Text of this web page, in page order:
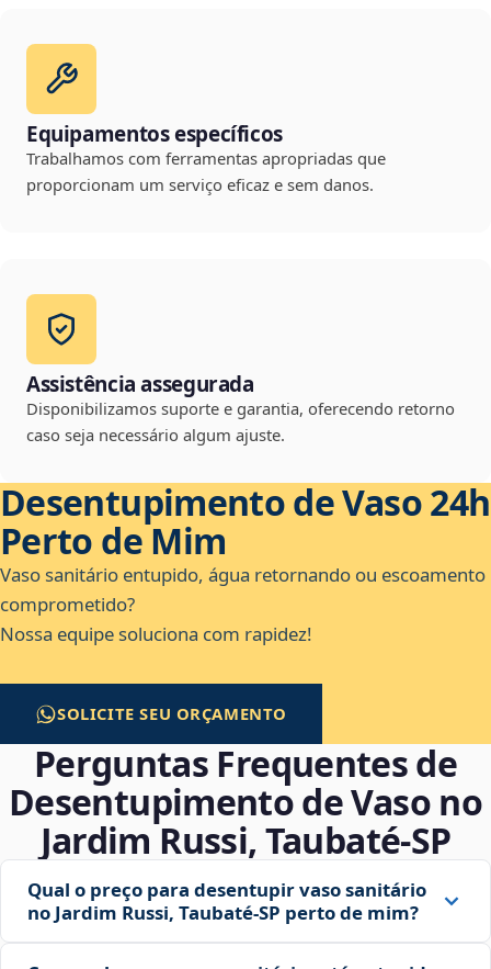
Equipamentos específicos
Trabalhamos com ferramentas apropriadas que
proporcionam um serviço eficaz e sem danos.
Assistência assegurada
Disponibilizamos suporte e garantia, oferecendo retorno
caso seja necessário algum ajuste.
Desentupimento de Vaso 24h
Perto de Mim
Vaso sanitário entupido, água retornando ou escoamento
comprometido?
Nossa equipe soluciona com rapidez!
SOLICITE SEU ORÇAMENTO
Perguntas Frequentes de
Desentupimento de Vaso no
Jardim Russi, Taubaté‑SP
Qual o preço para desentupir vaso sanitário
no Jardim Russi, Taubaté‑SP perto de mim?